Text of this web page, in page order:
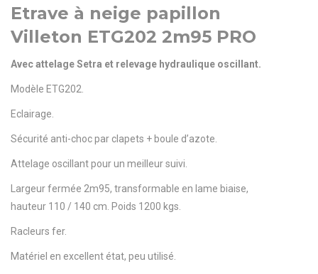
Etrave à neige papillon
Villeton ETG202 2m95 PRO
Avec attelage Setra et relevage hydraulique oscillant.
Modèle ETG202.
Eclairage.
Sécurité anti-choc par clapets + boule d’azote.
Attelage oscillant pour un meilleur suivi.
Largeur fermée 2m95, transformable en lame biaise,
hauteur 110 / 140 cm. Poids 1200 kgs.
Racleurs fer.
Matériel en excellent état, peu utilisé.